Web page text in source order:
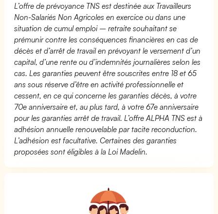
L’offre de prévoyance TNS est destinée aux Travailleurs
Non-Salariés Non Agricoles en exercice ou dans une
situation de cumul emploi – retraite souhaitant se
prémunir contre les conséquences financières en cas de
décès et d’arrêt de travail en prévoyant le versement d’un
capital, d’une rente ou d’indemnités journalières selon les
cas. Les garanties peuvent être souscrites entre 18 et 65
ans sous réserve d’être en activité professionnelle et
cessent, en ce qui concerne les garanties décès, à votre
70e anniversaire et, au plus tard, à votre 67e anniversaire
pour les garanties arrêt de travail. L’offre ALPHA TNS est à
adhésion annuelle renouvelable par tacite reconduction.
L’adhésion est facultative. Certaines des garanties
proposées sont éligibles à la Loi Madelin.